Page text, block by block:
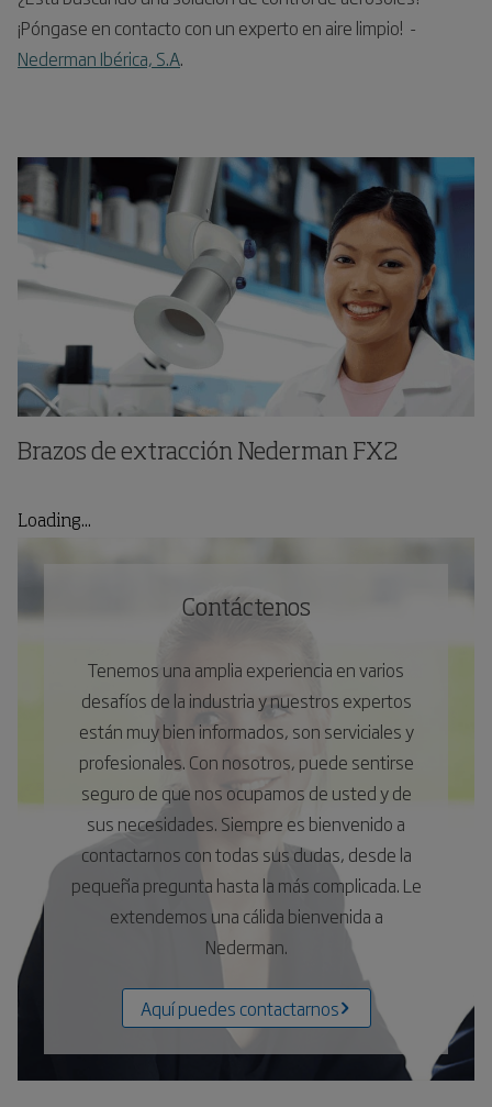
¡Póngase en contacto con un experto en aire limpio! -
Nederman Ibérica, S.A.
Brazos de extracción Nederman FX2
Loading...
Contáctenos
Tenemos una amplia experiencia en varios
desafíos de la industria y nuestros expertos
están muy bien informados, son serviciales y
profesionales. Con nosotros, puede sentirse
seguro de que nos ocupamos de usted y de
sus necesidades. Siempre es bienvenido a
contactarnos con todas sus dudas, desde la
pequeña pregunta hasta la más complicada. Le
extendemos una cálida bienvenida a
Nederman.
Aquí puedes contactarnos